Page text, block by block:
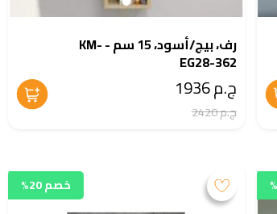
رف، بيج/أسود، 15 سم - KM-
EG28-362
ج.م 1936
ج.م 2420
خصم 20%